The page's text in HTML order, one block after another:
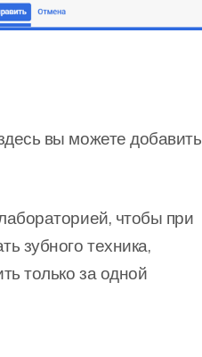
вы можете добавить
чтобы при
зубного техника,
только за одной